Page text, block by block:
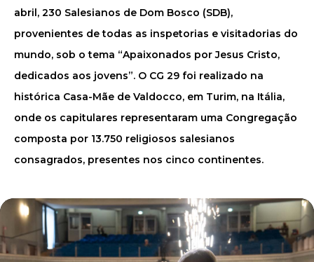
abril, 230 Salesianos de Dom Bosco (SDB),
provenientes de todas as inspetorias e visitadorias do
mundo, sob o tema “Apaixonados por Jesus Cristo,
dedicados aos jovens”. O CG 29 foi realizado na
histórica Casa-Mãe de Valdocco, em Turim, na Itália,
onde os capitulares representaram uma Congregação
composta por 13.750 religiosos salesianos
consagrados, presentes nos cinco continentes.